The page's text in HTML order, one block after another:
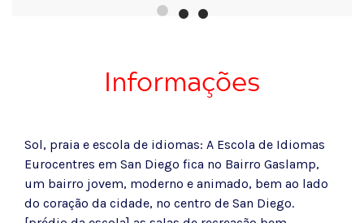
Informações
Sol, praia e escola de idiomas: A Escola de Idiomas
Eurocentres em San Diego fica no Bairro Gaslamp,
um bairro jovem, moderno e animado, bem ao lado
do coração da cidade, no centro de San Diego.